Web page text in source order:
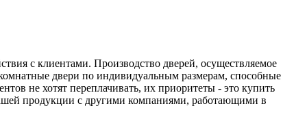
с клиентами. Производство дверей, осуществляемое
двери по индивидуальным размерам, способные
не хотят переплачивать, их приоритеты - это купить
продукции с другими компаниями, работающими в